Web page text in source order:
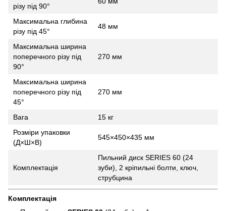
різу під 90°
Максимальна глибина
різу під 45°
48 мм
Максимальна ширина
поперечного різу під
90°
270 мм
Максимальна ширина
поперечного різу під
45°
270 мм
Вага
15 кг
Розміри упаковки
(Д×Ш×В)
545×450×435 мм
Комплектація
Пильний диск SERIES 60 (24
зуби), 2 кріпильні болти, ключ,
струбцина
Комплектація